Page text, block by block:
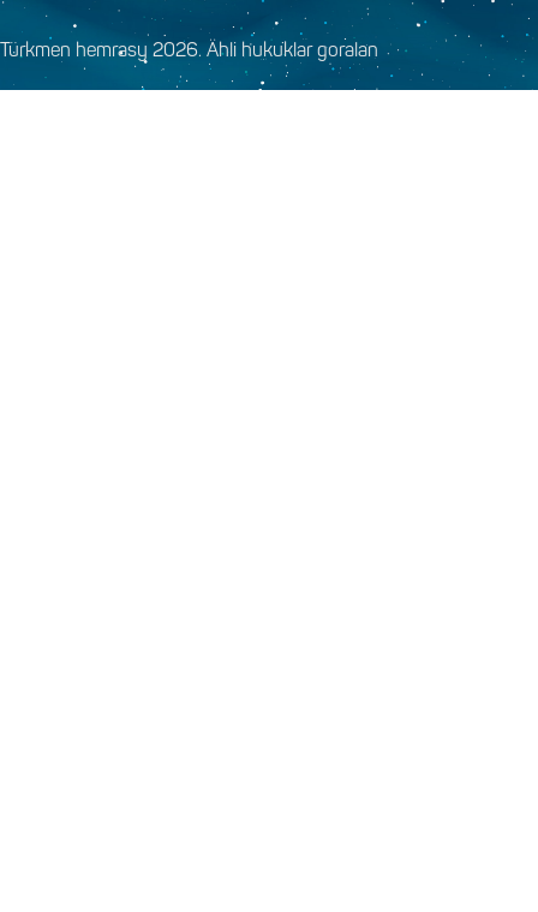
Türkmen hemrasy 2026. Ähli hukuklar goralan